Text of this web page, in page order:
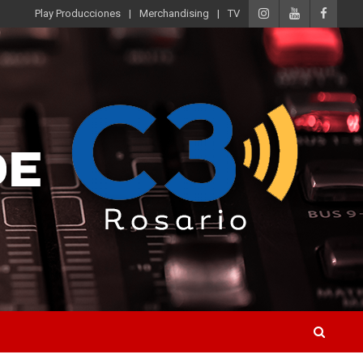
Play Producciones Merchandising TV